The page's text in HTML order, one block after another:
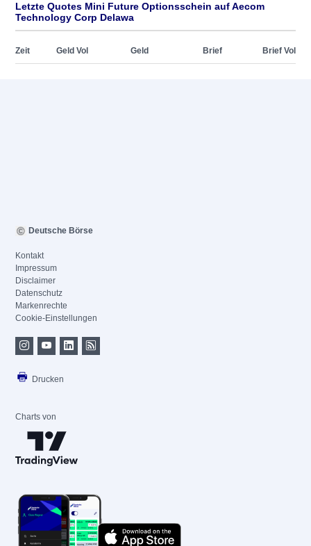
Letzte Quotes Mini Future Optionsschein auf Aecom
Technology Corp Delawa
Zeit Geld Vol Geld Brief Brief Vol
Deutsche Börse
Kontakt
Impressum
Disclaimer
Datenschutz
Markenrechte
Cookie-Einstellungen
Drucken
Charts von